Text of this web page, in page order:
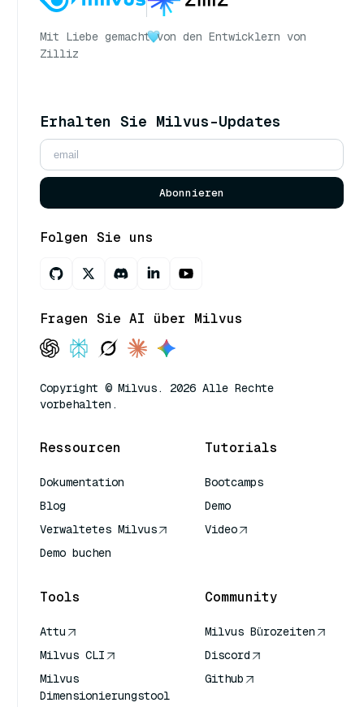
Mit Liebe gemacht von den Entwicklern von
Zilliz
Erhalten Sie Milvus-Updates
Abonnieren
Folgen Sie uns
Fragen Sie AI über Milvus
Copyright © Milvus. 2026 Alle Rechte
vorbehalten.
Ressourcen
Dokumentation
Blog
Verwaltetes Milvus
Demo buchen
Tutorials
Bootcamps
Demo
Video
Tools
Attu
Milvus CLI
Milvus
Dimensionierungstool
Community
Milvus Bürozeiten
Discord
Github